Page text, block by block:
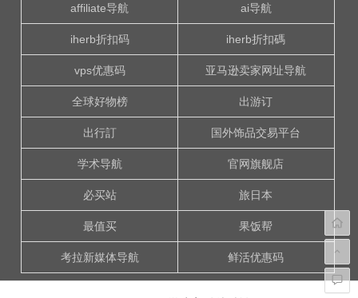
affiliate导航 ai导航
iherb折扣码 iherb折扣碼
vps优惠码 亚马逊卖家网址导航
全球好物榜 出游订
出行訂 国外饰品交易平台
学术导航 官网旗舰店
必买站 旅日本
最值买 果饭帮
考拉新媒体导航 鲜活优惠码